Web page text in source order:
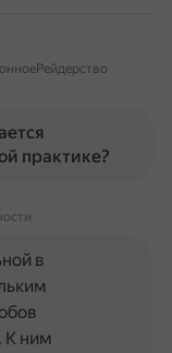
практике?
в
К ним